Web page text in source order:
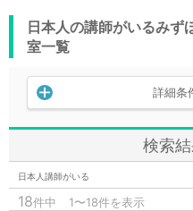
日本人の講師がいるみず
室一覧
詳細条
検索結
日本人講師がいる
18件中 1〜18件を表示